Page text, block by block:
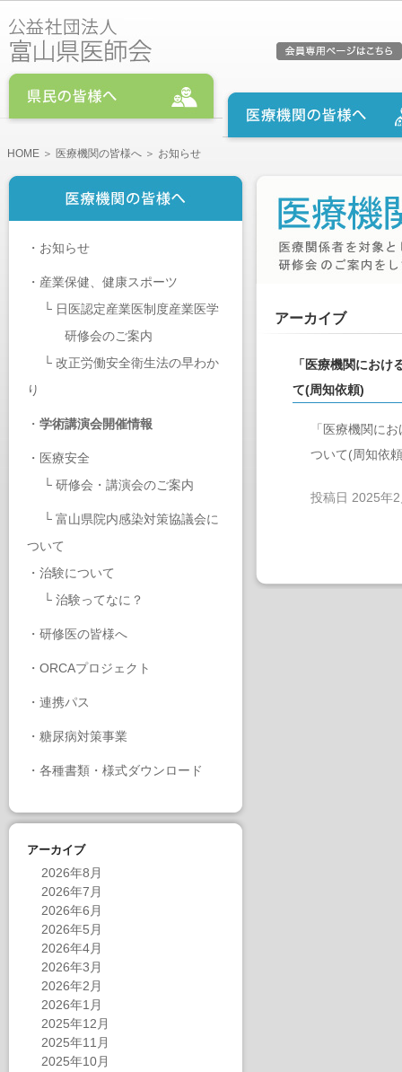
HOME ＞ 医療機関の皆様へ ＞ お知らせ
・ お知らせ
・ 産業保健、健康スポーツ
└ 日医認定産業医制度産業医学
研修会のご案内
└ 改正労働安全衛生法の早わか
り
・ 学術講演会開催情報
・ 医療安全
└ 研修会・講演会のご案内
└ 富山県院内感染対策協議会に
ついて
・ 治験について
└ 治験ってなに？
・ 研修医の皆様へ
・ ORCAプロジェクト
・ 連携パス
・ 糖尿病対策事業
・ 各種書類・様式ダウンロード
アーカイブ
2026年8月
2026年7月
2026年6月
2026年5月
2026年4月
2026年3月
2026年2月
2026年1月
2025年12月
2025年11月
2025年10月
アーカイブ
「医療機関にお
て(周知依頼)
「医療機関に
ついて(周知依
投稿日 2025年